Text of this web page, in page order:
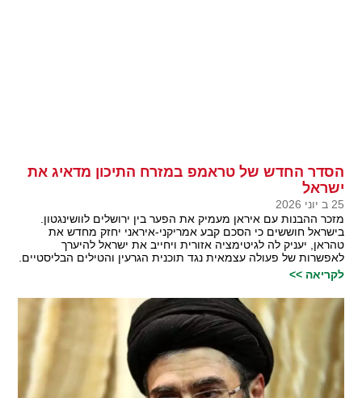
הסדר החדש של טראמפ במזרח התיכון מדאיג את
ישראל
25 ב יוני 2026
מזכר ההבנות עם איראן מעמיק את הפער בין ירושלים לוושינגטון.
בישראל חוששים כי הסכם קבע אמריקני-איראני יחזק מחדש את
טהראן, יעניק לה לגיטימציה אזורית ויחייב את ישראל להיערך
לאפשרות של פעולה עצמאית נגד תוכנית הגרעין והטילים הבליסטיים.
לקריאה >>